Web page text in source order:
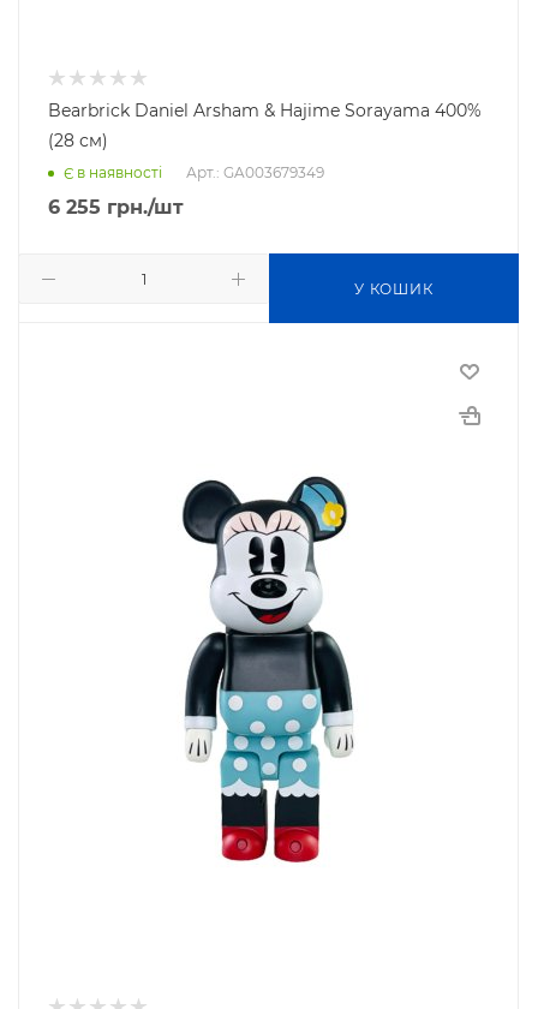
Bearbrick Daniel Arsham & Hajime Sorayama 400%
(28 см)
Є в наявності Арт.: GA003679349
6 255 грн./шт
У КОШИК